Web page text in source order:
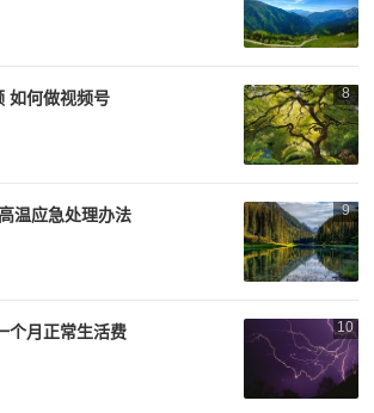
8
如何做视频号
9
温应急处理办法
10
个月正常生活费